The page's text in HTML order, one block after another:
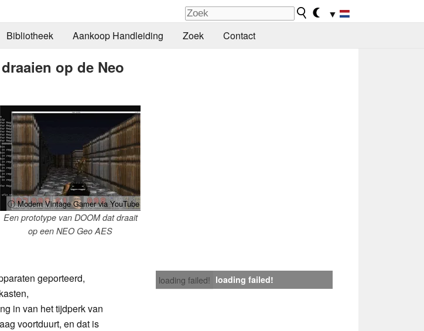
▼
Bibliotheek Aankoop Handleiding Zoek Contact
op de Neo
ⓘ Modern Vintage Gamer via YouTube
Een prototype van DOOM dat draait
op een NEO Geo AES
loading failed! loading failed!
geporteerd,
in van het tijdperk van
voortduurt, en dat is